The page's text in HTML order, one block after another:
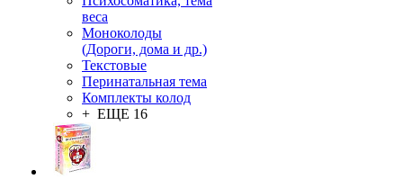
веса
Моноколоды
(Дороги, дома и др.)
Текстовые
Перинатальная тема
Комплекты колод
+ ЕЩЕ 16